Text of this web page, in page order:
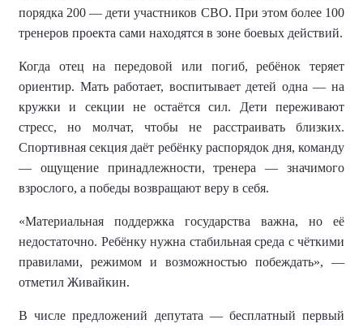
порядка 200 — дети участников СВО. При этом более 100
тренеров проекта сами находятся в зоне боевых действий.
Когда отец на передовой или погиб, ребёнок теряет
ориентир. Мать работает, воспитывает детей одна — на
кружки и секции не остаётся сил. Дети переживают
стресс, но молчат, чтобы не расстраивать близких.
Спортивная секция даёт ребёнку распорядок дня, команду
— ощущение принадлежности, тренера — значимого
взрослого, а победы возвращают веру в себя.
«Материальная поддержка государства важна, но её
недостаточно. Ребёнку нужна стабильная среда с чёткими
правилами, режимом и возможностью побеждать», —
отметил Живайкин.
В числе предложений депутата — бесплатный первый